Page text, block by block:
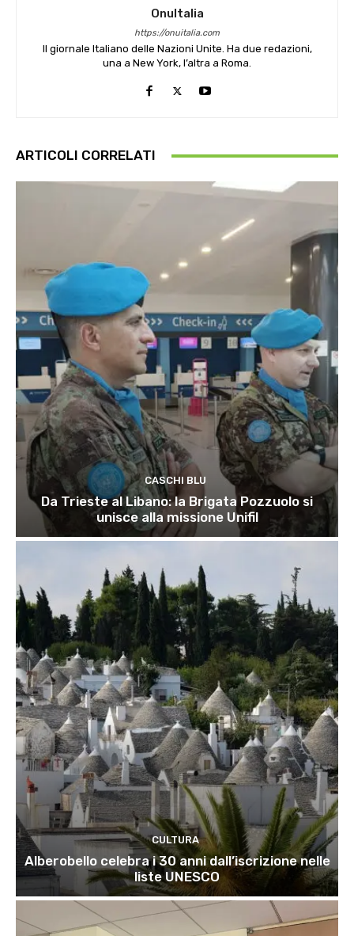
OnuItalia
https://onuitalia.com
Il giornale Italiano delle Nazioni Unite. Ha due redazioni,
una a New York, l’altra a Roma.
ARTICOLI CORRELATI
CASCHI BLU
Da Trieste al Libano: la Brigata Pozzuolo si
unisce alla missione Unifil
CULTURA
Alberobello celebra i 30 anni dall’iscrizione nelle
liste UNESCO